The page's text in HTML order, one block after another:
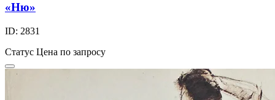
«Ню»
ID: 2831
Статус Цена по запросу